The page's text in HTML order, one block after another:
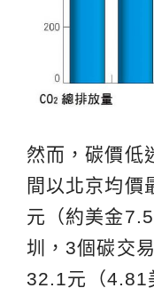
然而，碳價低
間以北京均價
元（約美金
圳，3個碳交
32.1元（4.81